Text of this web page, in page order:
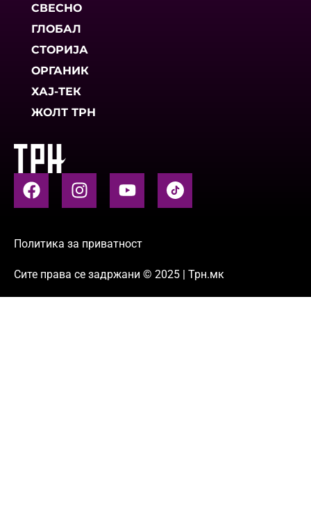
СВЕСНО
ГЛОБАЛ
СТОРИЈА
ОРГАНИК
ХАЈ-ТЕК
ЖОЛТ ТРН
Политика за приватност
Сите права се задржани © 2025 | Трн.мк